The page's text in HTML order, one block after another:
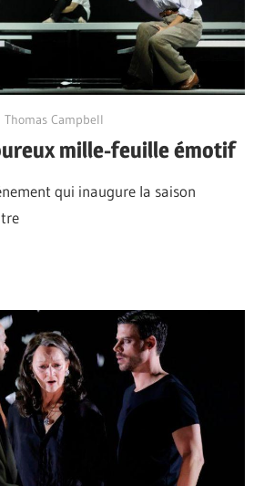
Thomas Campbell
mille-feuille émotif
qui inaugure la saison